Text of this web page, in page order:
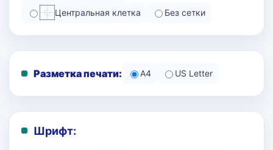
Центральная клетка Без сетки
Разметка печати: A4 US Letter
Шрифт: